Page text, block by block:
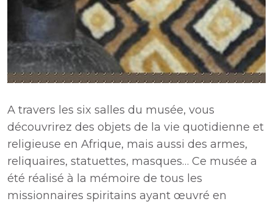
A travers les six salles du musée, vous
découvrirez des objets de la vie quotidienne et
religieuse en Afrique, mais aussi des armes,
reliquaires, statuettes, masques… Ce musée a
été réalisé à la mémoire de tous les
missionnaires spiritains ayant œuvré en